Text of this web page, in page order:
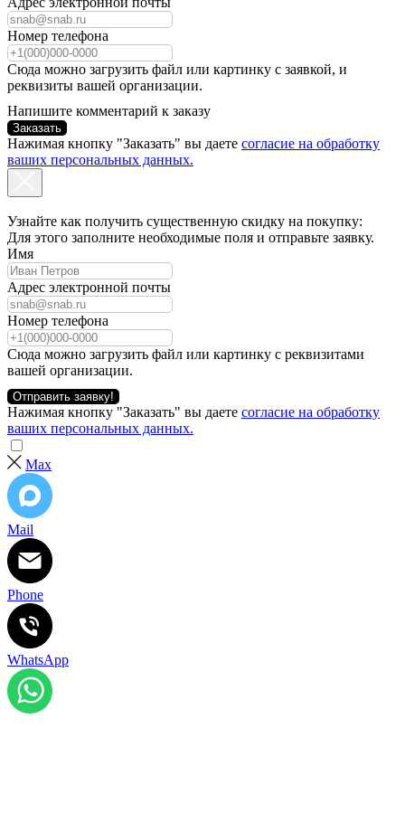
Номер телефона
Сюда можно загрузить файл или картинку с заявкой, и
реквизиты вашей организации.
Напишите комментарий к заказу
Заказать
Нажимая кнопку "Заказать" вы даете согласие на обработку
ваших персональных данных.
Узнайте как получить существенную скидку на покупку:
Для этого заполните необходимые поля и отправьте заявку.
Имя
Адрес электронной почты
Номер телефона
Сюда можно загрузить файл или картинку с реквизитами
вашей организации.
Отправить заявку!
Нажимая кнопку "Заказать" вы даете согласие на обработку
ваших персональных данных.
Max
Mail
Phone
WhatsApp